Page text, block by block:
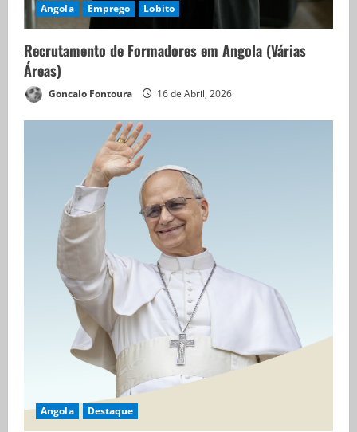
Angola Emprego Lobito
Recrutamento de Formadores em Angola (Várias
Áreas)
Goncalo Fontoura 16 de Abril, 2026
Angola Destaque